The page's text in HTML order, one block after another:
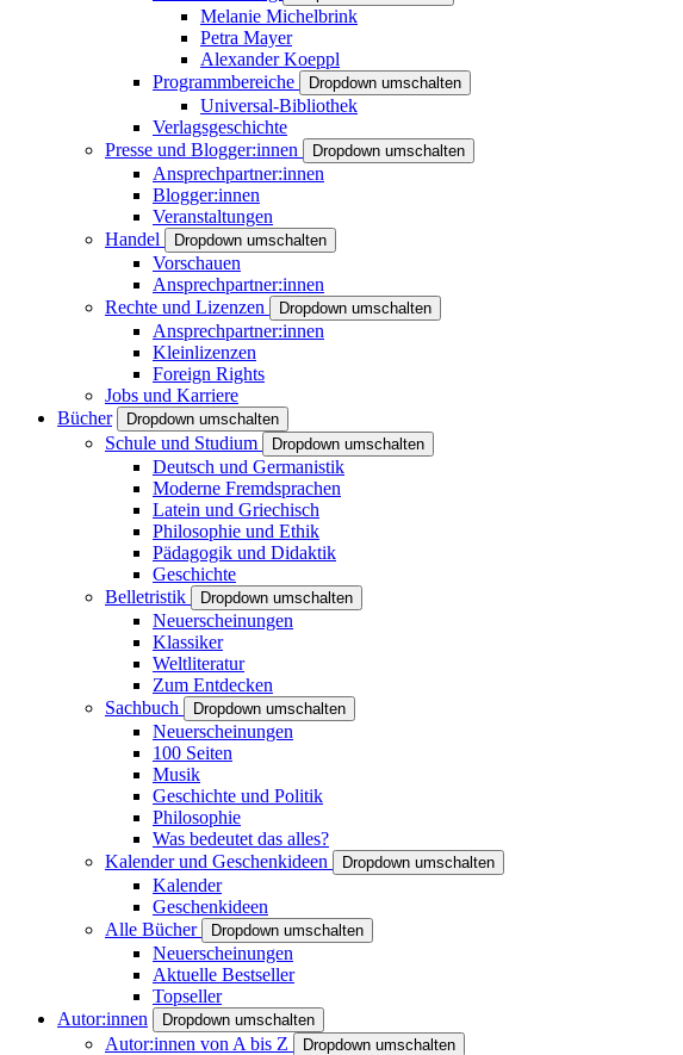
Melanie Michelbrink
Petra Mayer
Alexander Koeppl
Programmbereiche
Dropdown umschalten
Universal-Bibliothek
Verlagsgeschichte
Presse und Blogger:innen
Dropdown umschalten
Ansprechpartner:innen
Blogger:innen
Veranstaltungen
Handel
Dropdown umschalten
Vorschauen
Ansprechpartner:innen
Rechte und Lizenzen
Dropdown umschalten
Ansprechpartner:innen
Kleinlizenzen
Foreign Rights
Jobs und Karriere
Bücher
Dropdown umschalten
Schule und Studium Dropdown umschalten
Deutsch und Germanistik
Moderne Fremdsprachen
Latein und Griechisch
Philosophie und Ethik
Pädagogik und Didaktik
Geschichte
Belletristik
Dropdown umschalten
Neuerscheinungen
Klassiker
Weltliteratur
Zum Entdecken
Sachbuch
Dropdown umschalten
Neuerscheinungen
100 Seiten
Musik
Geschichte und Politik
Philosophie
Was bedeutet das alles?
Kalender und Geschenkideen
Dropdown umschalten
Kalender
Geschenkideen
Alle Bücher
Dropdown umschalten
Neuerscheinungen
Aktuelle Bestseller
Topseller
Autor:innen
Dropdown umschalten
Autor:innen von A bis Z Dropdown umschalten